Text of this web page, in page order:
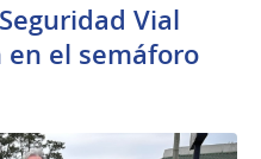
Vial
el semáforo